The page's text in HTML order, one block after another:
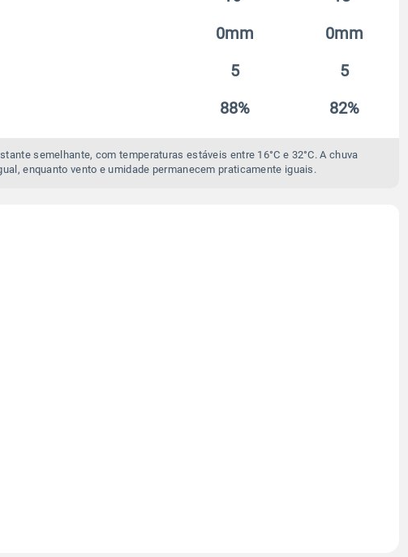
0mm 0mm
5 5
88% 82%
semelhante, com temperaturas estáveis entre 16°C e 32°C. A chuva
enquanto vento e umidade permanecem praticamente iguais.